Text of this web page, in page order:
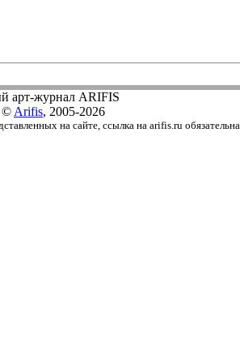
арт-журнал ARIFIS
© Arifis, 2005-2026
на сайте, ссылка на arifis.ru обязательна